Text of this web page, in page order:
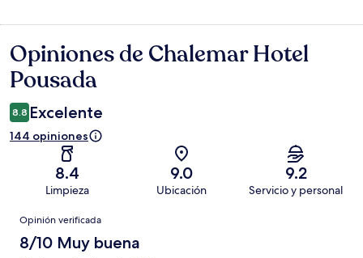
Opiniones
Opiniones de Chalemar Hotel
Pousada
8.8 Excelente
144 opiniones
8.4
Limpieza
9.0
Ubicación
9.2
Servicio y personal
Opiniones
Opinión verificada
8/10 Muy buena